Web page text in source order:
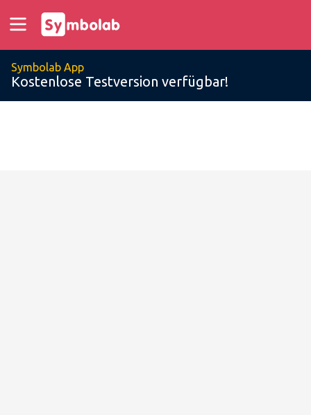
Symbolab App
Kostenlose Testversion verfügbar!